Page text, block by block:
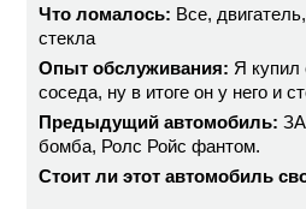
Что ломалось: Все,
стекла
Опыт обслуживания: Я купил
соседа, ну в итоге он у него и
Предыдущий автомобиль:
бомба, Ролс Ройс фантом.
Стоит ли этот автомобиль